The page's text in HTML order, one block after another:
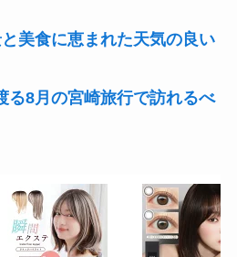
美食に恵まれた天気の良い
る8月の宮崎旅行で訪れるべ